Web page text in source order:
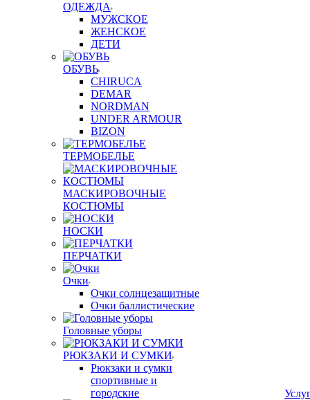
ОДЕЖДА
МУЖСКОЕ
ЖЕНСКОЕ
ДЕТИ
ОБУВЬ
CHIRUCA
DEMAR
NORDMAN
UNDER ARMOUR
BIZON
ТЕРМОБЕЛЬЕ
МАСКИРОВОЧНЫЕ
КОСТЮМЫ
НОСКИ
ПЕРЧАТКИ
Очки
Очки солнцезащитные
Очки баллистические
Головные уборы
РЮКЗАКИ И СУМКИ
Рюкзаки и сумки
спортивные и
городские